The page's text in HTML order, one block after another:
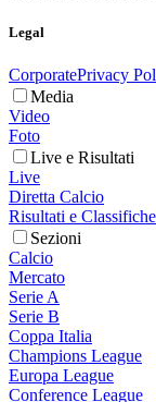
Legal
CorporatePrivacy
Media
Video
Foto
Live e Risultati
Live
Diretta Calcio
Risultati e Classifiche
Sezioni
Calcio
Mercato
Serie A
Serie B
Coppa Italia
Champions League
Europa League
Conference League